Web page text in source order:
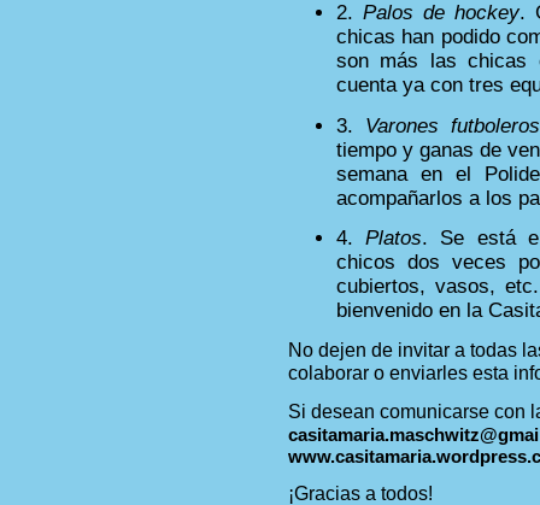
2.Palos de hockey.
chicas han podido
son más las chicas
cuenta ya con tres
3. Varones futboleros
tiempo y ganas de
semana en el
acompañarlos a los
4.Platos. Se está
chicos dos veces
cubiertos, vasos,
bienvenido en la
No dejen de invitar a todas
colaborar o enviarles esta
Si desean comunicarse con
¡Gracias a todos!